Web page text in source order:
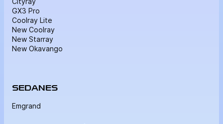
GX3 Pro
Coolray Lite
New Coolray
New Starray
New Okavango
SEDANES
Emgrand